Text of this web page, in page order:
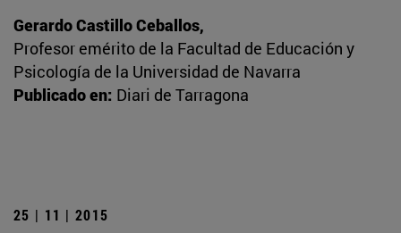
Gerardo Castillo Ceballos,
Profesor emérito de la Facultad de Educación y
Psicología de la Universidad de Navarra
Publicado en: Diari de Tarragona
25 | 11 | 2015